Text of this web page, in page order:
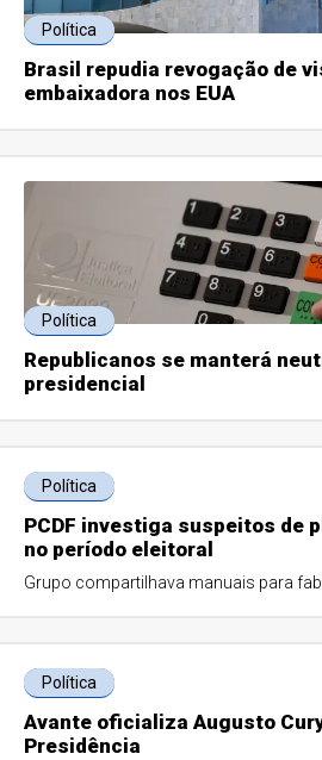
Política
Brasil repudia revogação de
embaixadora nos EUA
Política
Republicanos se manterá
presidencial
Política
PCDF investiga suspeitos de
no período eleitoral
Grupo compartilhava manuais para
Política
Avante oficializa Augusto
Presidência